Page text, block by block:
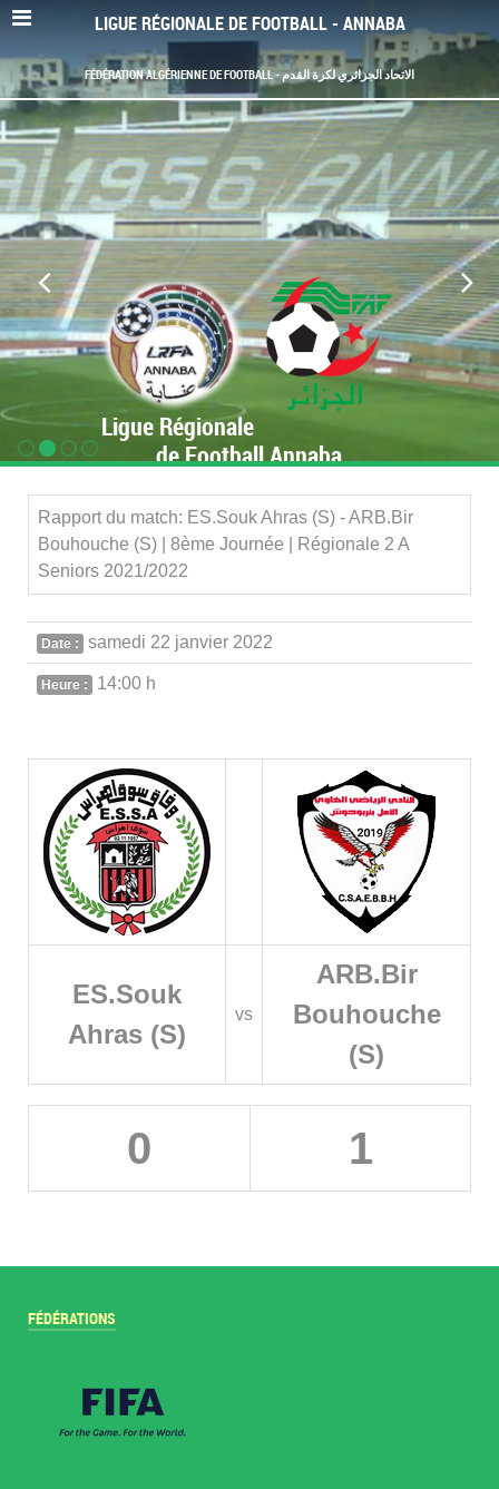
LIGUE RÉGIONALE DE FOOTBALL - ANNABA
FÉDÉRATION ALGÉRIENNE DE FOOTBALL - الاتحاد الجزائري لكرة القدم
Ligue Régionale
de Football Annaba
Rapport du match: ES.Souk Ahras (S) - ARB.Bir
Bouhouche (S) | 8ème Journée | Régionale 2 A
Seniors 2021/2022
Date : samedi 22 janvier 2022
Heure : 14:00 h
ES.Souk
Ahras (S)
vs
ARB.Bir
Bouhouche
(S)
0 1
FÉDÉRATIONS